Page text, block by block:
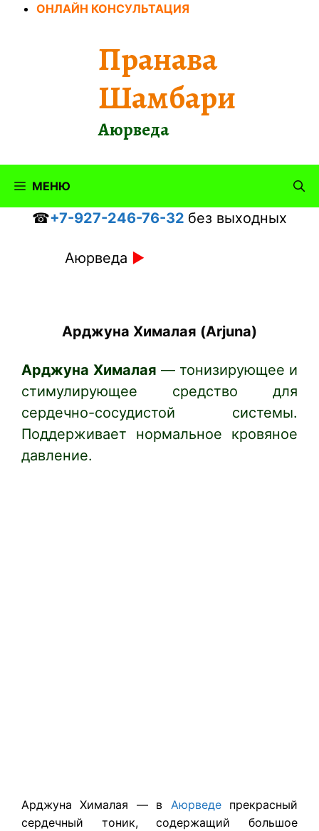
ПерейтиОНЛАЙН КОНСУЛЬТАЦИЯ
Пранава
Шамбари
Аюрведа
МЕНЮ
☎+7-927-246-76-32 без выходных
Аюрведа ►
Арджуна Хималая (Arjuna)
Арджуна Хималая — тонизирующее и
стимулирующее средство для
сердечно-сосудистой системы.
Поддерживает нормальное кровяное
давление.
Арджуна Хималая — в Аюрведепрекрасный
сердечный тоник, содержащий большое